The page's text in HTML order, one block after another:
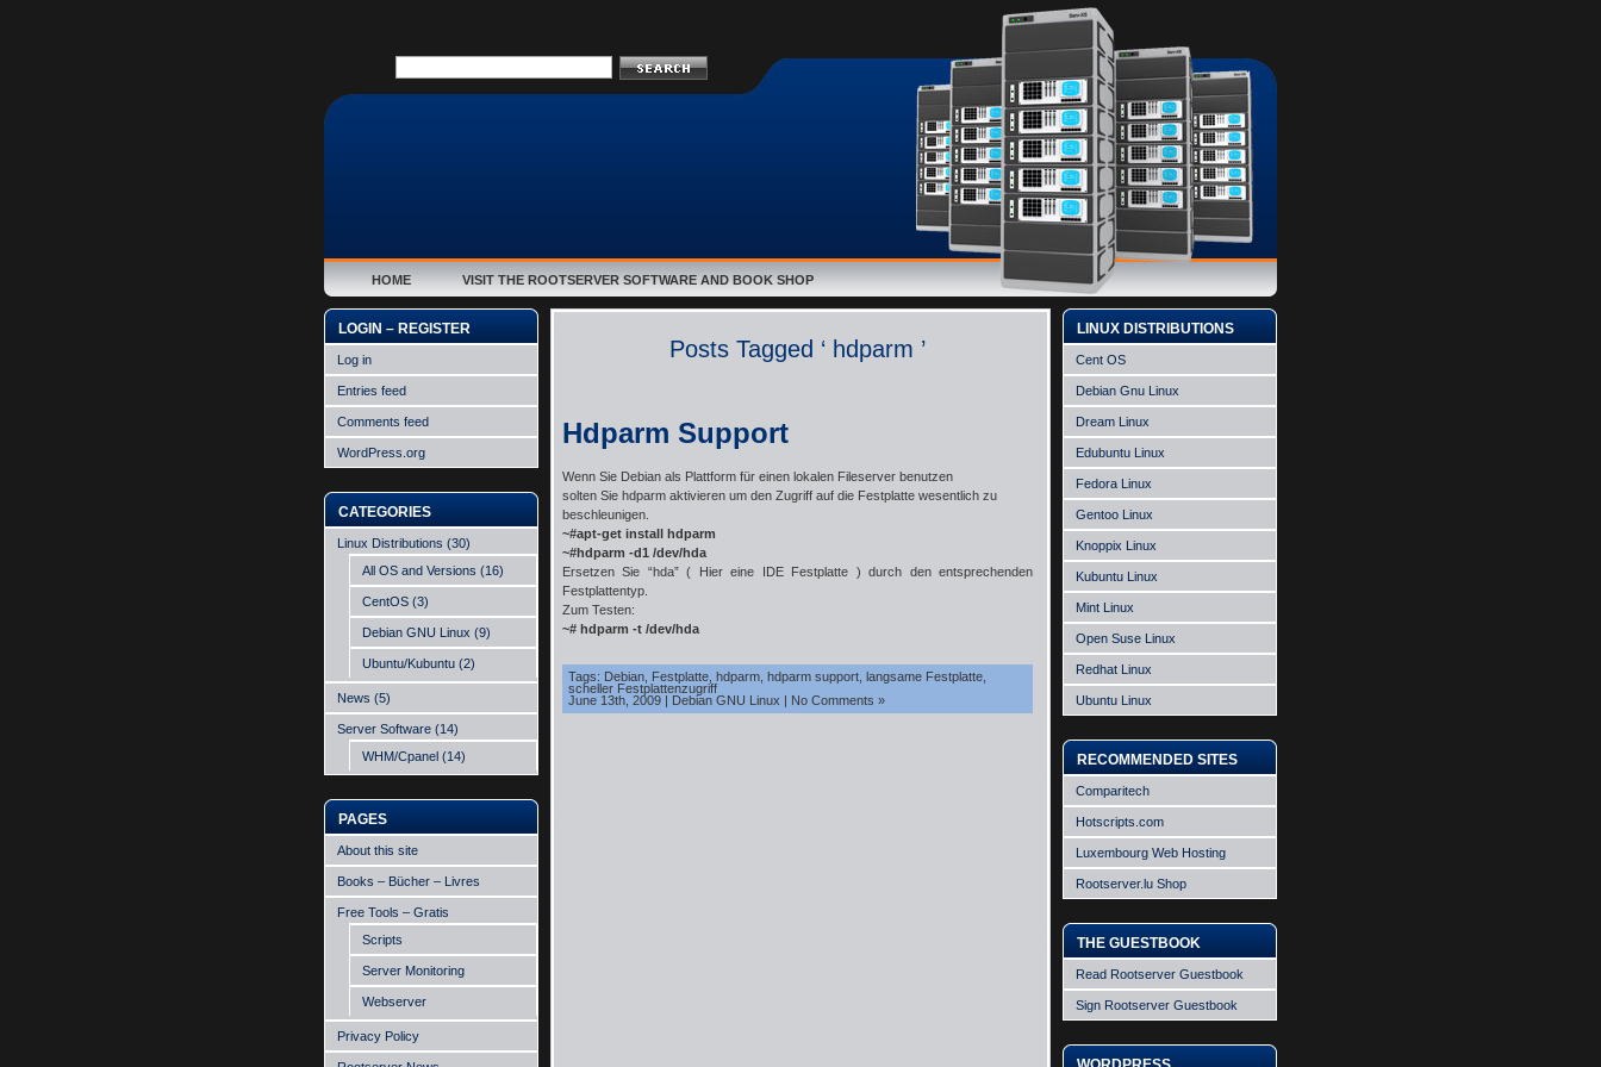
HOME VISIT THE ROOTSERVER SOFTWARE AND BOOK SHOP
LOGIN – REGISTER
Log in
Entries feed
Comments feed
WordPress.org
CATEGORIES
Linux Distributions (30)
All OS and Versions (16)
CentOS (3)
Debian GNU Linux (9)
Ubuntu/Kubuntu (2)
News (5)
Server Software (14)
WHM/Cpanel (14)
PAGES
About this site
Books – Bücher – Livres
Free Tools – Gratis
Scripts
Server Monitoring
Webserver
Privacy Policy
Posts Tagged ‘ hdparm ’
Hdparm Support
Wenn Sie Debian als Plattform für einen lokalen Fileserver benutzen
solten Sie hdparm aktivieren um den Zugriff auf die Festplatte wesentlich zu
beschleunigen.
~#apt-get install hdparm
~#hdparm -d1 /dev/hda
Ersetzen Sie “hda” ( Hier eine IDE Festplatte ) durch den entsprechenden
Festplattentyp.
Zum Testen:
~# hdparm -t /dev/hda
Tags: Debian Festplatte hdparm hdparm support langsame Festplatte
scheller Festplattenzugriff
June 13th, 2009 | Debian GNU Linux | No Comments »
LINUX DISTRIBUTIONS
Cent OS
Debian Gnu Linux
Dream Linux
Edubuntu Linux
Fedora Linux
Gentoo Linux
Knoppix Linux
Kubuntu Linux
Mint Linux
Open Suse Linux
Redhat Linux
Ubuntu Linux
RECOMMENDED SITES
Comparitech
Hotscripts.com
Luxembourg Web Hosting
Rootserver.lu Shop
THE GUESTBOOK
Read Rootserver Guestbook
Sign Rootserver Guestbook